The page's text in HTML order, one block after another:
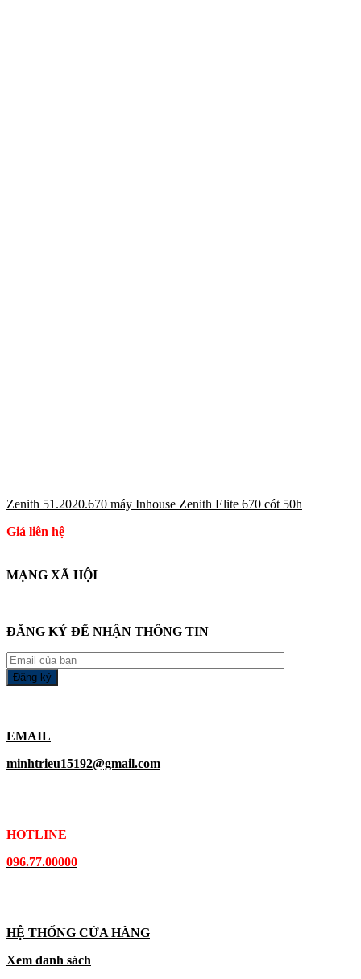
Zenith 51.2020.670 máy Inhouse Zenith Elite 670 cót 50h
Giá liên hệ
MẠNG XÃ HỘI
ĐĂNG KÝ ĐỂ NHẬN THÔNG TIN
EMAIL
minhtrieu15192@gmail.com
HOTLINE
096.77.00000
HỆ THỐNG CỬA HÀNG
Xem danh sách